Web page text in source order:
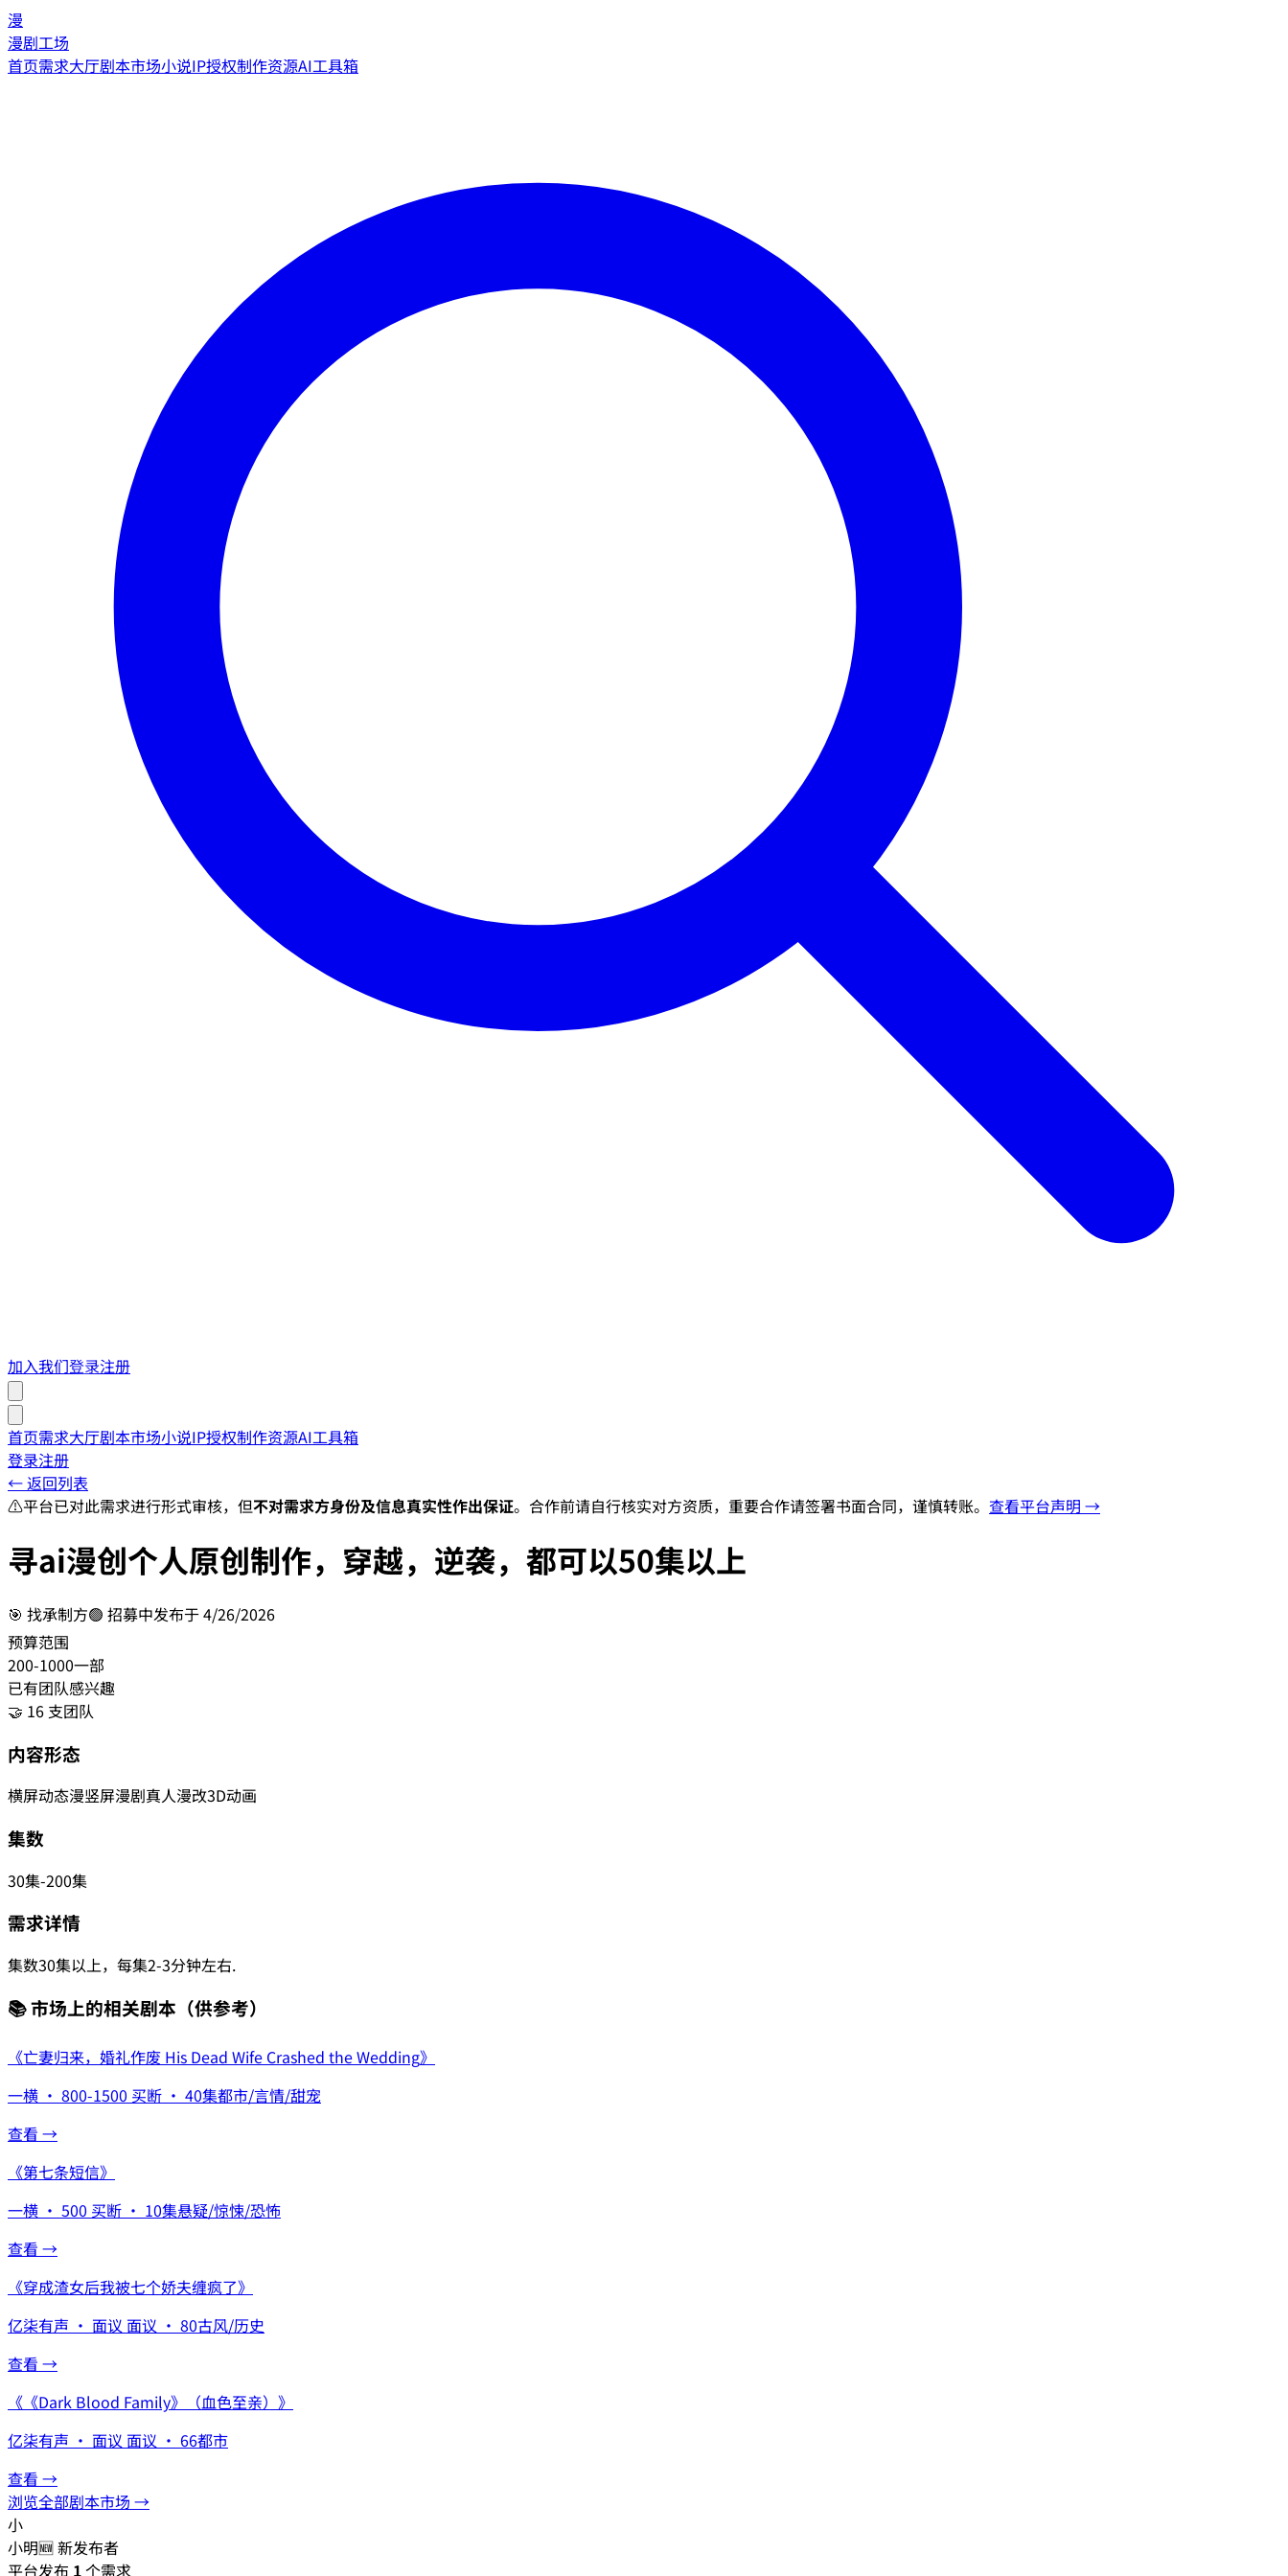
漫
漫剧工场
首页需求大厅剧本市场小说IP授权制作资源AI工具箱
加入我们登录注册
首页需求大厅剧本市场小说IP授权制作资源AI工具箱
登录注册
← 返回列表
⚠️平台已对此需求进行形式审核，但不对需求方身份及信息真实性作出保证。合作前请自行核实对方资质，重要合作请签署书面合同，谨慎转账。 查看平台声明 →
寻ai漫创个人原创制作，穿越，逆袭，都可以50集以上
🎯 找承制方🟢 招募中发布于4/26/2026
预算范围
200-1000一部
已有团队感兴趣
🤝 16 支团队
内容形态
横屏动态漫竖屏漫剧真人漫改3D动画
集数
30集-200集
需求详情
集数30集以上，每集2-3分钟左右.
📚 市场上的相关剧本 （供参考）
《亡妻归来，婚礼作废 His Dead Wife Crashed the Wedding》
一横 · 800-1500 买断 · 40集都市/言情/甜宠
查看 →
《第七条短信》
一横 · 500 买断 · 10集悬疑/惊悚/恐怖
查看 →
《穿成渣女后我被七个娇夫缠疯了》
亿柒有声 · 面议 面议 · 80古风/历史
查看 →
《 《Dark Blood Family》（血色至亲） 》
亿柒有声 · 面议 面议 · 66都市
查看 →
浏览全部剧本市场 →
小
小明🆕 新发布者
平台发布 1个需求